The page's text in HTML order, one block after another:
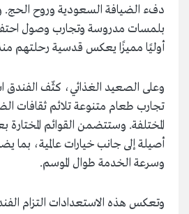
دفء الضيافة السعودية وروح
بلمسات مدروسة وتجارب وصول
أوليًا مميزًا يعكس قدسية رحلتهم
وعلى الصعيد الغذائي، كثّف الفندق
تجارب طعام متنوعة تلائم ثقافات
المختلفة. وستتضمن القوائم
أصيلة إلى جانب خيارات عالمية، بما
وسرعة الخدمة طوال الموسم.
وتعكس هذه الاستعدادات التزام